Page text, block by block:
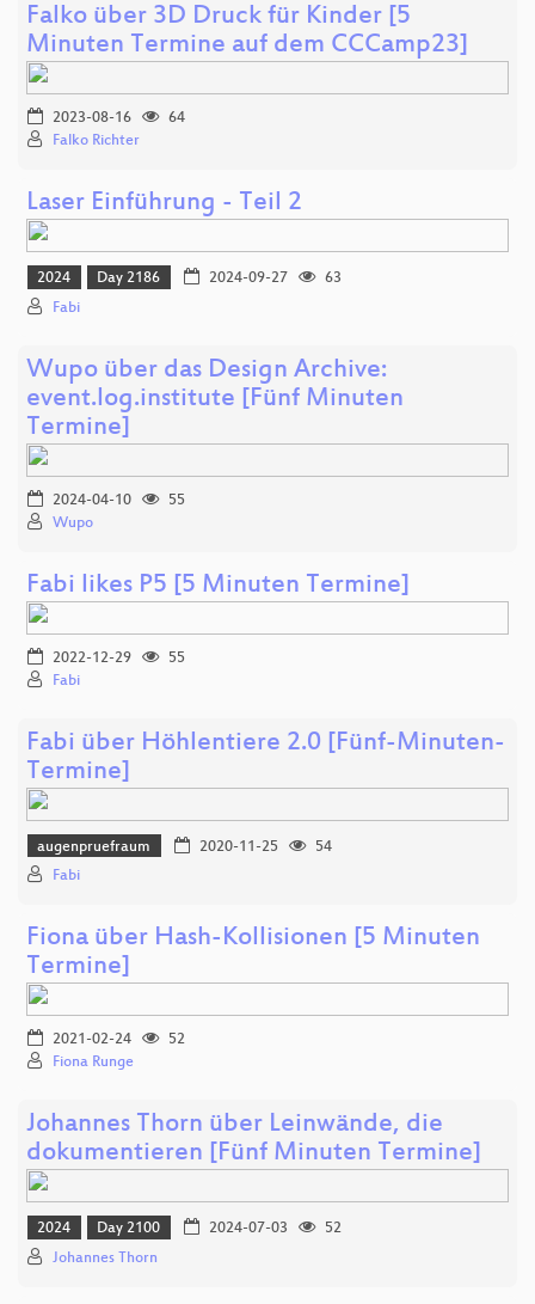
Falko über 3D Druck für Kinder [5
Minuten Termine auf dem CCCamp23]
2023-08-16
64
Falko Richter
Laser Einführung - Teil 2
2024 Day 2186 2024-09-27
63
Fabi
Wupo über das Design Archive:
event.log.institute [Fünf Minuten
Termine]
2024-04-10
55
Wupo
Fabi likes P5 [5 Minuten Termine]
2022-12-29
55
Fabi
Fabi über Höhlentiere 2.0 [Fünf-Minuten-
Termine]
augenpruefraum 2020-11-25
54
Fabi
Fiona über Hash-Kollisionen [5 Minuten
Termine]
2021-02-24
52
Fiona Runge
Johannes Thorn über Leinwände, die
dokumentieren [Fünf Minuten Termine]
2024 Day 2100 2024-07-03
52
Johannes Thorn